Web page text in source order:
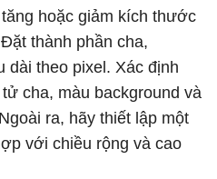
Sans MS",
),
hoặc giảm kích thước
thành phần cha,
dài theo pixel. Xác định
cha, màu background và
ra, hãy thiết lập một
với chiều rộng và cao